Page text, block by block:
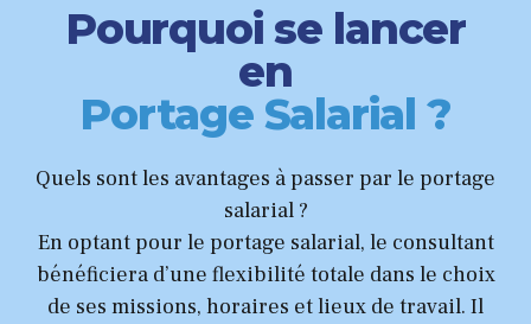
Pourquoi se lancer
en
Portage Salarial ?
Quels sont les avantages à passer par le portage
salarial ?
En optant pour le portage salarial, le consultant
bénéficiera d’une flexibilité totale dans le choix
de ses missions, horaires et lieux de travail. Il